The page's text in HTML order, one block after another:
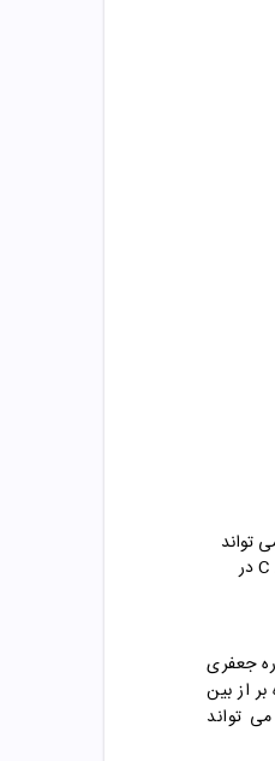
تواند
لک های ناشی از افزایش سن و همچنین لک های به وجود آمده بر اثر نور مستقیم آفتاب را از بین ببرد. ویتامین C از دیگر ترکیبات موجود در کرم دپی وایت می باشد. ویتامین C در
جعفری
از بین
تواند